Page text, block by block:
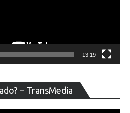
13:19
– TransMedia
de